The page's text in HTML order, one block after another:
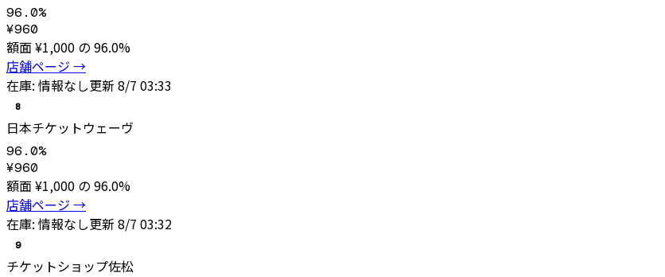
96.0%
¥960
額面 ¥1,000 の 96.0%
店舗ページ →
在庫: 情報なし更新 8/7 03:33
8
日本チケットウェーヴ
96.0%
¥960
額面 ¥1,000 の 96.0%
店舗ページ →
在庫: 情報なし更新 8/7 03:32
9
チケットショップ佐松